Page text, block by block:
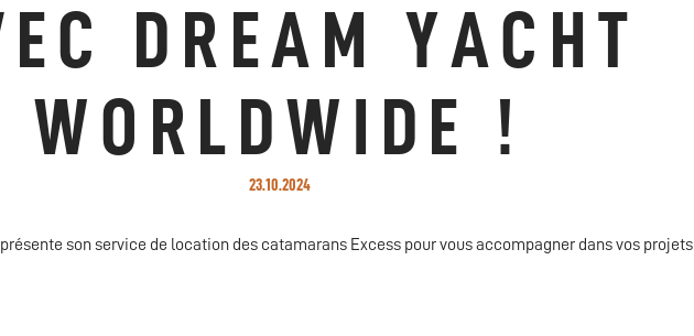
DREAM YACHT
WORLDWIDE !
23.10.2024
son service de location des catamarans Excess pour vous accompagner dans vos projets